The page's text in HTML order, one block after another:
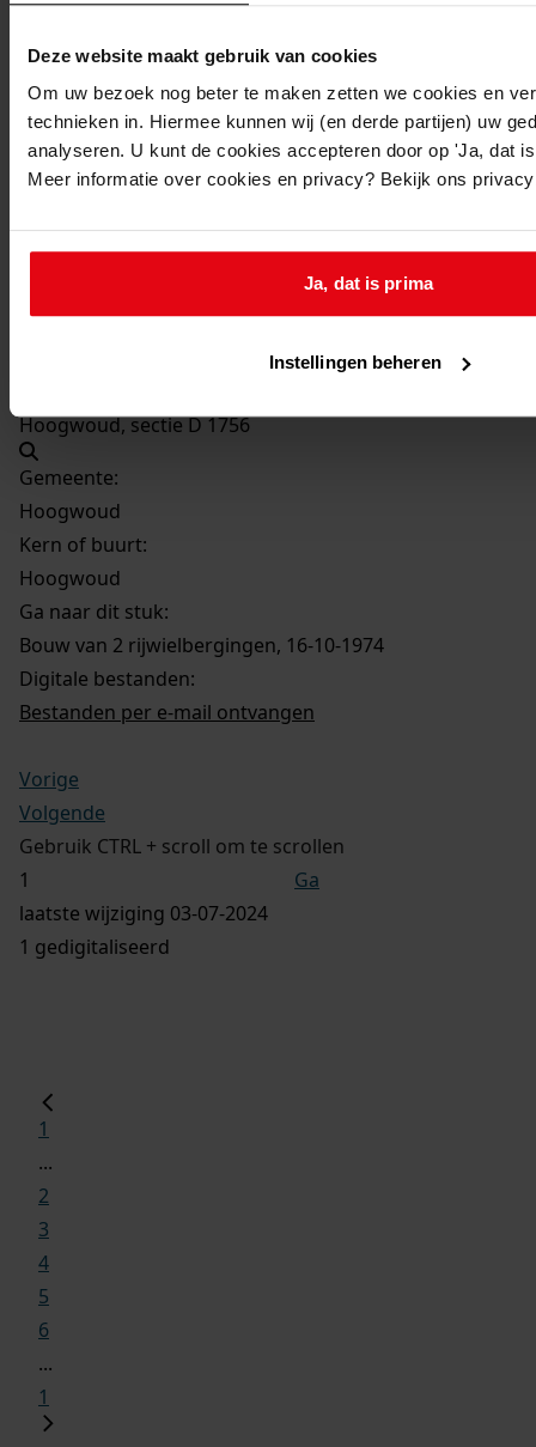
Deze website maakt gebruik van cookies
Om uw bezoek nog beter te maken zetten we cookies en
technieken in. Hiermee kunnen wij (en derde partijen) uw
analyseren. U kunt de cookies accepteren door op 'Ja, dat
Meer informatie over cookies en privacy? Bekijk ons
Ja, dat is prima
Instellingen beheren
Datum vergunning:
16-10-1974
Adres:
Hoogwoud, Burgemeester Heymansstraat 4
Nieuw adres:
Hoogwoud, sectie D 1756
Gemeente:
Hoogwoud
Kern of buurt:
Hoogwoud
Ga naar dit stuk:
Bouw van 2 rijwielbergingen, 16-10-1974
Digitale bestanden:
Bestanden per e-mail ontvangen
Vorige
Volgende
Gebruik CTRL + scroll om te scrollen
Ga
laatste wijziging 03-07-2024
1 gedigitaliseerd
1
...
2
3
4
5
6
...
1